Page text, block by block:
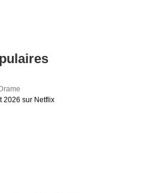
Drame
2026 sur Netflix